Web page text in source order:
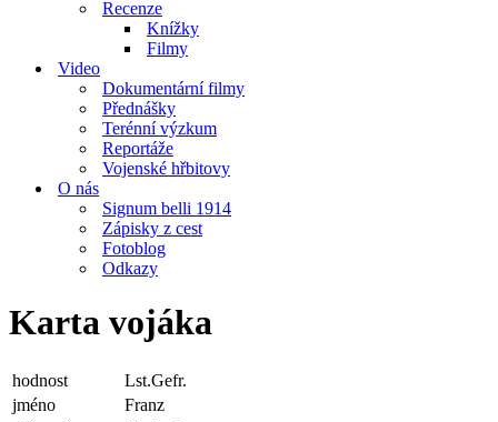
Recenze
Knížky
Filmy
Video
Dokumentární filmy
Přednášky
Terénní výzkum
Reportáže
Vojenské hřbitovy
O nás
Signum belli 1914
Zápisky z cest
Fotoblog
Odkazy
Karta vojáka
hodnost
Lst.Gefr.
jméno
Franz